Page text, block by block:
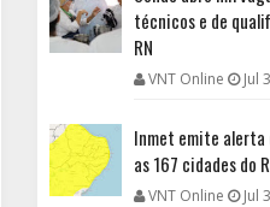
técnicos e de
RN
VNT Online Jul
Inmet emite alerta
as 167 cidades do
VNT Online Jul